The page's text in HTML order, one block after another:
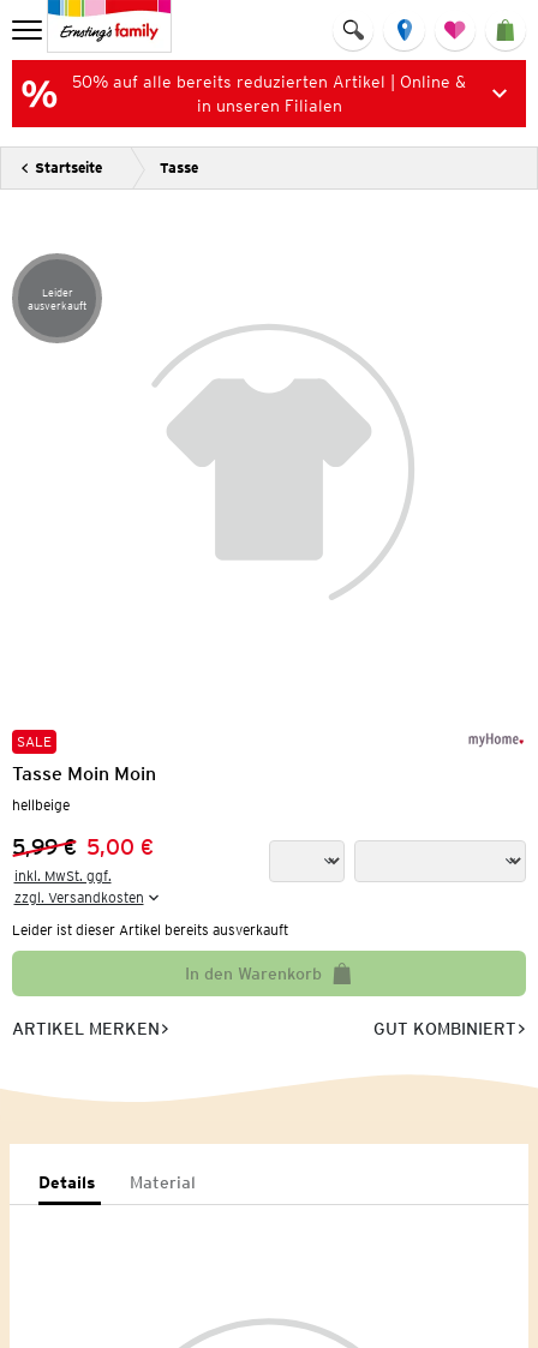
50% auf alle bereits reduzierten Artikel | Online &
in unseren Filialen
Startseite Tasse
Artikel leider ausverkauft
Leider
ausverkauft
SALE
Tasse Moin Moin
hellbeige
Vorheriger Preis:
5,99 €
Neuer Preis:
5,00 €
inkl. MwSt. ggf.
zzgl. Versandkosten
Leider ist dieser Artikel bereits ausverkauft
In den Warenkorb
ARTIKEL MERKEN GUT KOMBINIERT
Details Material